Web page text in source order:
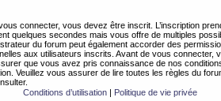
connecter, vous devez être inscrit. L’inscription
quelques secondes mais vous offre de multiples
du forum peut également accorder des
aux utilisateurs inscrits. Avant de vous connecter,
que vous avez pris connaissance de nos
Veuillez vous assurer de lire toutes les règles du
Conditions d’utilisation| Politique de vie privée